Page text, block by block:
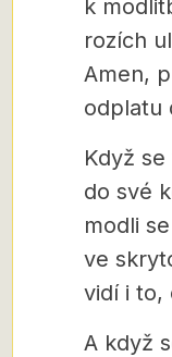
k
rozích
Amen,
odplatu
Když
do své
modli
ve
vidí i to,
A když